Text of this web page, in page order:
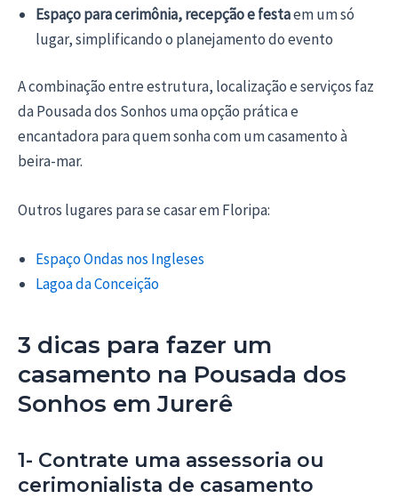
Espaço para cerimônia, recepção e festaem um só
lugar, simplificando o planejamento do evento
A combinação entre estrutura, localização e serviços faz
da Pousada dos Sonhos uma opção prática e
encantadora para quem sonha com um casamento à
beira-mar.
Outros lugares para se casar em Floripa:
Espaço Ondas nos Ingleses
Lagoa da Conceição
3 dicas para fazer um
casamento na Pousada dos
Sonhos em Jurerê
1- Contrate uma assessoria ou
cerimonialista de casamento